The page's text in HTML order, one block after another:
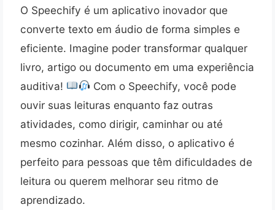
O Speechify é um aplicativo inovador que
converte texto em áudio de forma simples e
eficiente. Imagine poder transformar qualquer
livro, artigo ou documento em uma experiência
auditiva!
Com o Speechify, você pode
ouvir suas leituras enquanto faz outras
atividades, como dirigir, caminhar ou até
mesmo cozinhar. Além disso, o aplicativo é
perfeito para pessoas que têm dificuldades de
leitura ou querem melhorar seu ritmo de
aprendizado.